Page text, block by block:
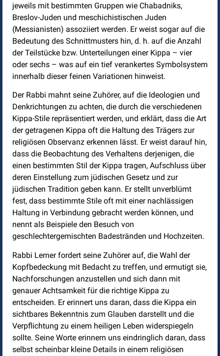
jeweils mit bestimmten Gruppen wie Chabadniks,
Breslov-Juden und meschichistischen Juden
(Messianisten) assoziiert werden. Er weist sogar auf die
Bedeutung des Schnittmusters hin, d. h. auf die Anzahl
der Teilstücke bzw. Unterteilungen einer Kippa – vier
oder sechs – was auf ein tief verankertes Symbolsystem
innerhalb dieser feinen Variationen hinweist.
Der Rabbi mahnt seine Zuhörer, auf die Ideologien und
Denkrichtungen zu achten, die durch die verschiedenen
Kippa-Stile repräsentiert werden, und erklärt, dass die Art
der getragenen Kippa oft die Haltung des Trägers zur
religiösen Observanz erkennen lässt. Er weist darauf hin,
dass die Beobachtung des Verhaltens derjenigen, die
einen bestimmten Stil der Kippa tragen, Aufschluss über
deren Einstellung zum jüdischen Gesetz und zur
jüdischen Tradition geben kann. Er stellt unverblümt
fest, dass bestimmte Stile oft mit einer nachlässigen
Haltung in Verbindung gebracht werden können, und
nennt als Beispiele den Besuch von
geschlechtergemischten Badestränden und Hochzeiten.
Rabbi Lerner fordert seine Zuhörer auf, die Wahl der
Kopfbedeckung mit Bedacht zu treffen, und ermutigt sie,
Nachforschungen anzustellen und sich dann mit
genauer Achtsamkeit für die richtige Kippa zu
entscheiden. Er erinnert uns daran, dass die Kippa ein
sichtbares Bekenntnis zum Glauben darstellt und die
Verpflichtung zu einem heiligen Leben widerspiegeln
sollte. Seine Worte erinnern uns eindringlich daran, dass
selbst scheinbar kleine Details in einem religiösen